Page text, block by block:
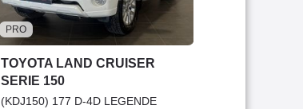
PRO
TOYOTA LAND CRUISER
SERIE 150
(KDJ150) 177 D-4D LEGENDE